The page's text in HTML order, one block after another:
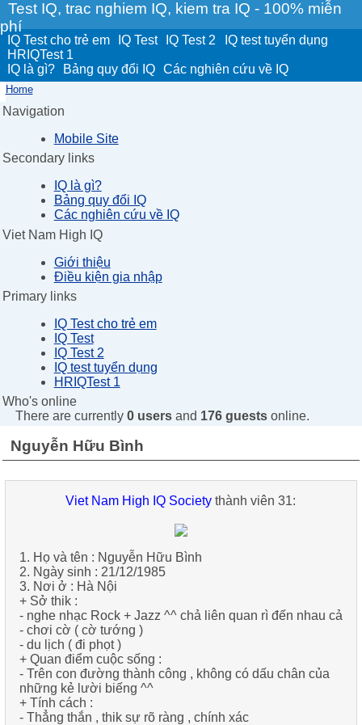
Test IQ, trac nghiem IQ, kiem tra IQ - 100% miễn
phí
IQ Test cho trẻ em IQ Test IQ Test 2
IQ test tuyển dụng
HRIQTest 1
IQ là gì?
Bảng quy đổi IQ Các nghiên cứu về IQ
Home
Navigation
Mobile Site
Secondary links
IQ là gì?
Bảng quy đổi IQ
Các nghiên cứu về IQ
Viet Nam High IQ
Giới thiệu
Điều kiện gia nhập
Primary links
IQ Test cho trẻ em
IQ Test
IQ Test 2
IQ test tuyển dụng
HRIQTest 1
Who's online
There are currently 0 usersand 176 guestsonline.
Nguyễn Hữu Bình
Viet Nam High IQ Society thành viên 31:
1. Họ và tên : Nguyễn Hữu Bình
2. Ngày sinh : 21/12/1985
3. Nơi ở : Hà Nội
+ Sở thik :
- nghe nhạc Rock + Jazz ^^ chả liên quan rì đến nhau cả
- chơi cờ ( cờ tướng )
- du lịch ( đi phọt )
+ Quan điểm cuộc sống :
- Trên con đường thành công , không có dấu chân của
những kẻ lười biếng ^^
+ Tính cách :
- Thẳng thắn , thik sự rõ ràng , chính xác